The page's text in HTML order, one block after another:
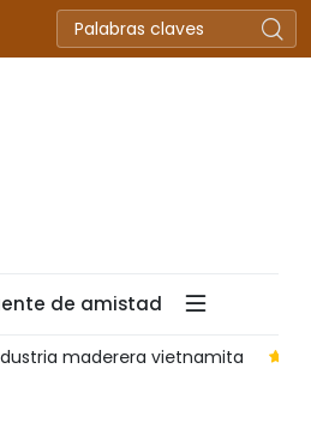
de amistad
maderera vietnamita